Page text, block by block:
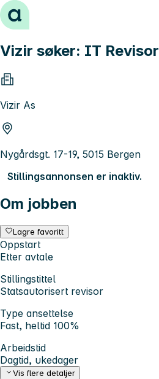
Hopp til innhold
Vizir søker: IT Revisor
Vizir As
Nygårdsgt. 17-19, 5015 Bergen
Stillingsannonsen er inaktiv.
Om jobben
Lagre favoritt
Oppstart
Etter avtale
Stillingstittel
Statsautorisert revisor
Type ansettelse
Fast, heltid 100%
Arbeidstid
Dagtid, ukedager
Vis flere detaljer